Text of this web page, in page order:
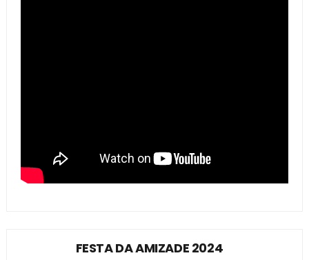
FESTA DA AMIZADE 2024